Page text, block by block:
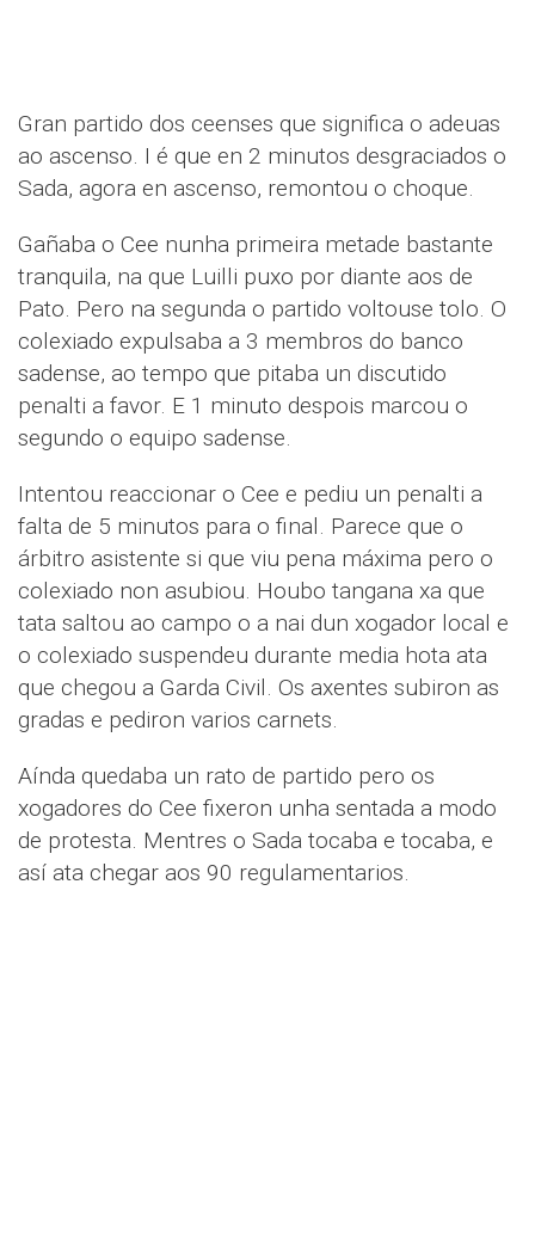
Gran partido dos ceenses que significa o adeuas
ao ascenso. I é que en 2 minutos desgraciados o
Sada, agora en ascenso, remontou o choque.
Gañaba o Cee nunha primeira metade bastante
tranquila, na que Luilli puxo por diante aos de
Pato. Pero na segunda o partido voltouse tolo. O
colexiado expulsaba a 3 membros do banco
sadense, ao tempo que pitaba un discutido
penalti a favor. E 1 minuto despois marcou o
segundo o equipo sadense.
Intentou reaccionar o Cee e pediu un penalti a
falta de 5 minutos para o final. Parece que o
árbitro asistente si que viu pena máxima pero o
colexiado non asubiou. Houbo tangana xa que
tata saltou ao campo o a nai dun xogador local e
o colexiado suspendeu durante media hota ata
que chegou a Garda Civil. Os axentes subiron as
gradas e pediron varios carnets.
Aínda quedaba un rato de partido pero os
xogadores do Cee fixeron unha sentada a modo
de protesta. Mentres o Sada tocaba e tocaba, e
así ata chegar aos 90 regulamentarios.